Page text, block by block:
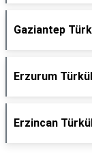
Gaziantep
Erzurum
Erzincan